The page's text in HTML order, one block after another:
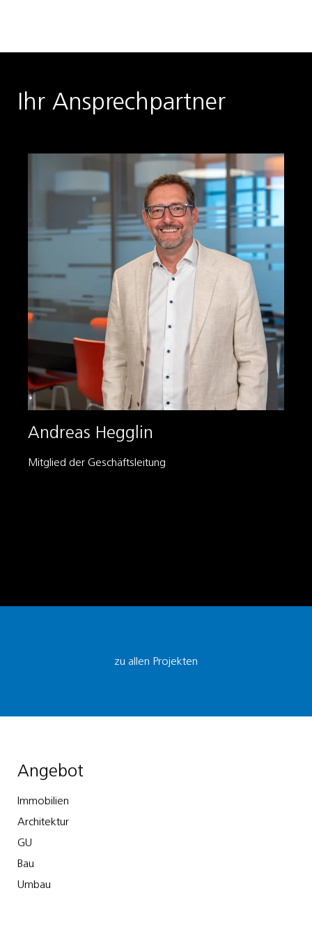
Ihr Ansprechpartner
Andreas Hegglin
Mitglied der Geschäftsleitung
zu allen Projekten
Angebot
Immobilien
Architektur
GU
Bau
Umbau